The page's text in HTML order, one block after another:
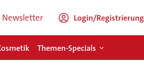
Newsletter Login/Registrierung
Themen-Specials